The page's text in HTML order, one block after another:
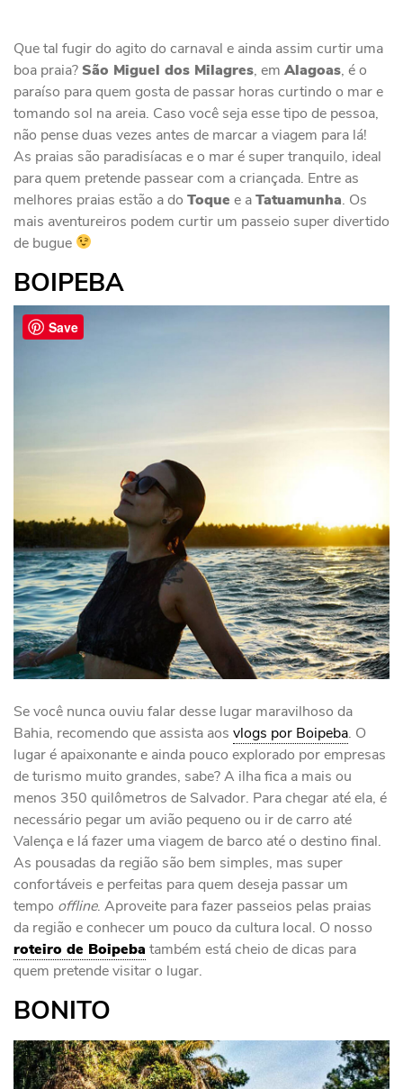
Que tal fugir do agito do carnaval e ainda assim curtir uma
boa praia?São Miguel dos Milagres, em Alagoas, é o
paraíso para quem gosta de passar horas curtindo o mar e
tomando sol na areia. Caso você seja esse tipo de pessoa,
não pense duas vezes antes de marcar a viagem para lá!
As praias são paradisíacas e o mar é super tranquilo, ideal
para quem pretende passear com a criançada. Entre as
melhores praias estão a do Toque e aTatuamunha. Os
mais aventureiros podem curtir um passeio super divertido
de bugue
BOIPEBA
Se você nunca ouviu falar desse lugar maravilhoso da
Bahia, recomendo que assista aos vlogs por Boipeba. O
lugar é apaixonante e ainda pouco explorado por empresas
de turismo muito grandes, sabe? A ilha fica a mais ou
menos 350 quilômetros de Salvador. Para chegar até ela, é
necessário pegar um avião pequeno ou ir de carro até
Valença e lá fazer uma viagem de barco até o destino final.
As pousadas da região são bem simples, mas super
confortáveis e perfeitas para quem deseja passar um
tempo offline. Aproveite para fazer passeios pelas praias
da região e conhecer um pouco da cultura local. O nosso
roteiro de Boipeba também está cheio de dicas para
quem pretende visitar o lugar.
BONITO
Save